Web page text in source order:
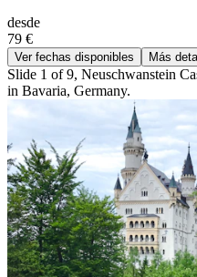
desde
79 €
Ver fechas disponibles Más
Slide 1 of 9, Neuschwanstein
in Bavaria, Germany.